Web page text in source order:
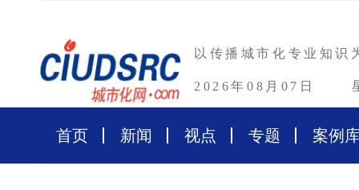
以传播城市化专业知识
2026年08月07日
首页 新闻 视点 专题 案例